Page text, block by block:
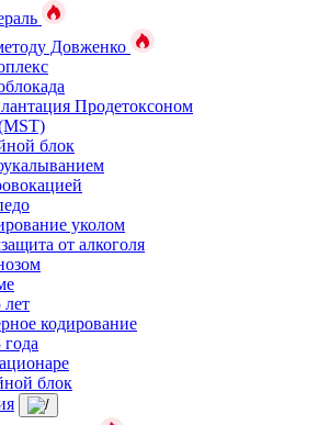
Довженко
Продетоксоном
блок
уколом
от алкоголя
кодирование
блок